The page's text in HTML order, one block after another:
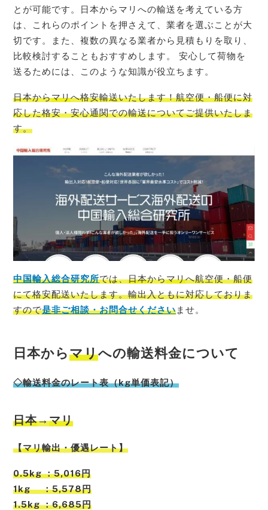
とが可能です。日本からマリへの輸送を考えている方
は、これらのポイントを押さえて、業者を選ぶことが大
切です。また、複数の異なる業者から見積もりを取り、
比較検討することもおすすめします。 安心して荷物を
送るためには、このような知識が役立ちます。
日本からマリへ格安輸送いたします！航空便・船便に対
応した格安・安心通関での輸送についてご提供いたしま
す。
中国輸入総合研究所では、日本からマリへ航空便・船便
にて格安配送いたします。輸出入ともに対応しておりま
すので是非ご相談・お問合せくださいませ。
日本からマリへの輸送料金について
◇輸送料金のレート表（kg単価表記）
日本→マリ
【マリ輸出・優遇レート】
0.5kg ：5,016円
1kg ：5,578円
1.5kg ：6,685円